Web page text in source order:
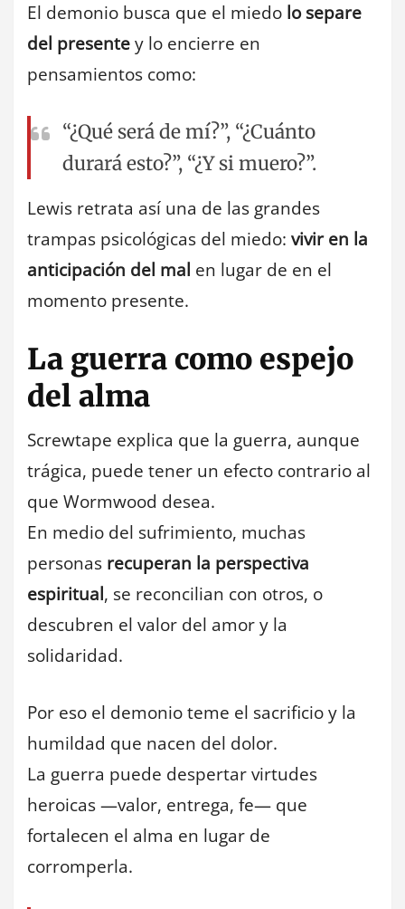
El demonio busca que el miedo lo separe
del presentey lo encierre en
pensamientos como:
“¿Qué será de mí?”, “¿Cuánto
durará esto?”, “¿Y si muero?”.
Lewis retrata así una de las grandes
trampas psicológicas del miedo: vivir en la
anticipación del mal en lugar de en el
momento presente.
La guerra como espejo
del alma
Screwtape explica que la guerra, aunque
trágica, puede tener un efecto contrario al
que Wormwood desea.
En medio del sufrimiento, muchas
personas recuperan la perspectiva
espiritual, se reconcilian con otros, o
descubren el valor del amor y la
solidaridad.
Por eso el demonio teme el sacrificio y la
humildad que nacen del dolor.
La guerra puede despertar virtudes
heroicas —valor, entrega, fe— que
fortalecen el alma en lugar de
corromperla.